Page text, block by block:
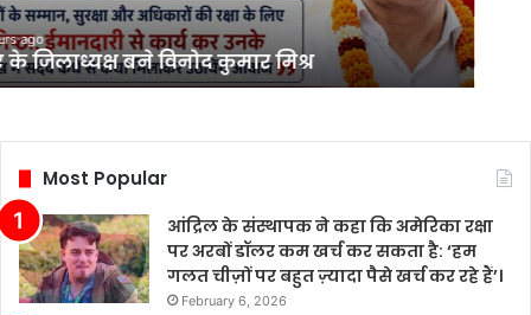
ago
के जिलाध्यक्ष बने विनोद कुमार मिश्र
Most Popular
आंद्रिल के संस्थापक ने कहा कि अमेरिका रक्षा
पर अरबों डॉलर कम खर्च कर सकता है: ‘हम
गलत चीज़ों पर बहुत ज़्यादा पैसे खर्च कर रहे हैं’।
February 6, 2026